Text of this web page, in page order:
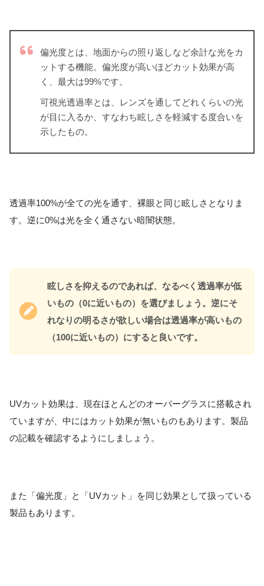
偏光度とは、地面からの照り返しなど余計な光をカ
ットする機能。偏光度が高いほどカット効果が高
く、最大は99%です。
可視光透過率とは、レンズを通してどれくらいの光
が目に入るか、すなわち眩しさを軽減する度合いを
示したもの。
透過率100%が全ての光を通す、裸眼と同じ眩しさとなりま
す。逆に0%は光を全く通さない暗闇状態。
眩しさを抑えるのであれば、なるべく透過率が低
いもの（0に近いもの）を選びましょう。逆にそ
れなりの明るさが欲しい場合は透過率が高いもの
（100に近いもの）にすると良いです。
UVカット効果は、現在ほとんどのオーバーグラスに搭載され
ていますが、中にはカット効果が無いものもあります。製品
の記載を確認するようにしましょう。
また「偏光度」と「UVカット」を同じ効果として扱っている
製品もあります。